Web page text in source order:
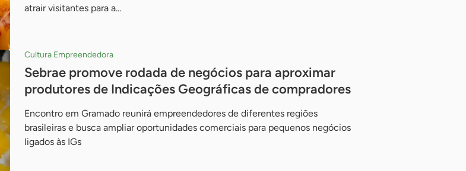
atrair visitantes para a...
Cultura Empreendedora
Sebrae promove rodada de negócios para aproximar
produtores de Indicações Geográficas de compradores
Encontro em Gramado reunirá empreendedores de diferentes regiões
brasileiras e busca ampliar oportunidades comerciais para pequenos negócios
ligados às IGs